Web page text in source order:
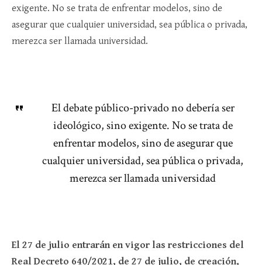
exigente. No se trata de enfrentar modelos, sino de
asegurar que cualquier universidad, sea pública o privada,
merezca ser llamada universidad.
El debate público-privado no debería ser
ideológico, sino exigente. No se trata de
enfrentar modelos, sino de asegurar que
cualquier universidad, sea pública o privada,
merezca ser llamada universidad
El 27 de julio entrarán en vigor las restricciones del
Real Decreto 640/2021, de 27 de julio, de creación,